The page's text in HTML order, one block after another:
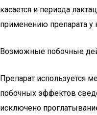
касается и периода
применению препарата
Возможные побочные
Препарат используется
побочных эффектов
исключено